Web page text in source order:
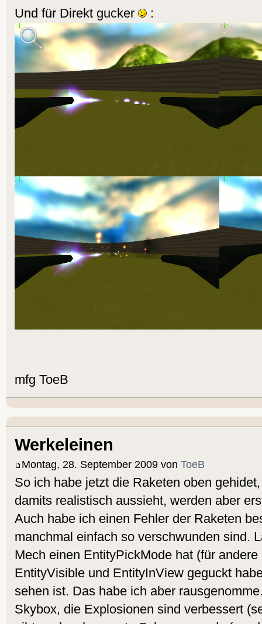
Und für Direkt gucker :
mfg ToeB
Werkeleinen
Montag, 28. September 2009 von ToeB
So ich habe jetzt die Raketen oben
damits realistisch aussieht, werden aber
Auch habe ich einen Fehler der Raketen
manchmal einfach so verschwunden sind.
Mech einen EntityPickMode hat (für
EntityVisible und EntityInView geguckt
sehen ist. Das habe ich aber
Skybox, die Explosionen sind verbessert